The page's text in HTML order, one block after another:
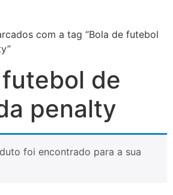
com a tag “Bola de futebol
de
penalty
foi encontrado para a sua